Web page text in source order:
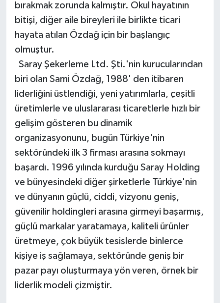
bırakmak zorunda kalmıştır. Okul hayatının
bitişi, diğer aile bireyleri ile birlikte ticari
hayata atılan Özdağ için bir başlangıç
olmuştur.
Saray Şekerleme Ltd. Şti.'nin kurucularından
biri olan Sami Özdağ, 1988' den itibaren
liderliğini üstlendiği, yeni yatırımlarla, çeşitli
üretimlerle ve uluslararası ticaretlerle hızlı bir
gelişim gösteren bu dinamik
organizasyonunu, bugün Türkiye'nin
sektöründeki ilk 3 firması arasına sokmayı
başardı. 1996 yılında kurduğu Saray Holding
ve bünyesindeki diğer şirketlerle Türkiye'nin
ve dünyanın güçlü, ciddi, vizyonu geniş,
güvenilir holdingleri arasına girmeyi başarmış,
güçlü markalar yaratamaya, kaliteli ürünler
üretmeye, çok büyük tesislerde binlerce
kişiye iş sağlamaya, sektöründe geniş bir
pazar payı oluşturmaya yön veren, örnek bir
liderlik modeli çizmiştir.